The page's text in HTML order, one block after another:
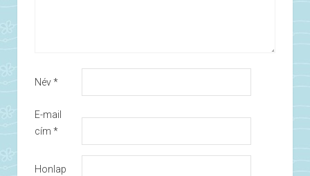
Név*
E-mail
cím *
Honlap